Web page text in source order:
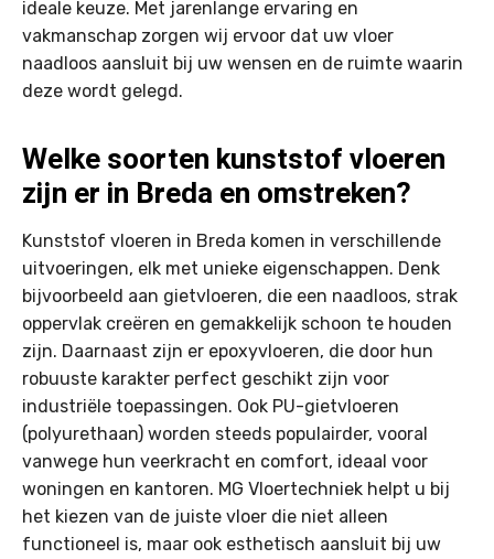
ideale keuze. Met jarenlange ervaring en
vakmanschap zorgen wij ervoor dat uw vloer
naadloos aansluit bij uw wensen en de ruimte waarin
deze wordt gelegd.
Welke soorten kunststof vloeren
zijn er in Breda en omstreken?
Kunststof vloeren in Breda komen in verschillende
uitvoeringen, elk met unieke eigenschappen. Denk
bijvoorbeeld aan gietvloeren, die een naadloos, strak
oppervlak creëren en gemakkelijk schoon te houden
zijn. Daarnaast zijn er epoxyvloeren, die door hun
robuuste karakter perfect geschikt zijn voor
industriële toepassingen. Ook PU-gietvloeren
(polyurethaan) worden steeds populairder, vooral
vanwege hun veerkracht en comfort, ideaal voor
woningen en kantoren. MG Vloertechniek helpt u bij
het kiezen van de juiste vloer die niet alleen
functioneel is, maar ook esthetisch aansluit bij uw